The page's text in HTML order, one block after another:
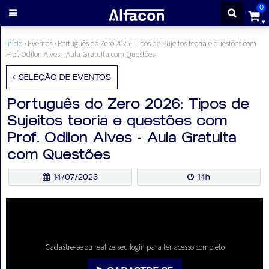
0
ENTRAR
CADASTRE-
SE
Cursos
Cursos
Início › Eventos › Português do Zero 2026: Tipos de Sujeitos teoria e questões com
Prof. Odilon Alves - Aula Gratuita com Questões
SELEÇÃO DE EVENTOS
Português do Zero 2026: Tipos de
Sujeitos teoria e questões com
Prof. Odilon Alves - Aula Gratuita
com Questões
14/07/2026 14h
Cadastre-se ou realize seu login para ter acesso completo